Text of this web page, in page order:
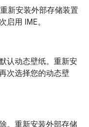
新安装外部存储装置
启用 IME。
认动态壁纸。重新安
次选择您的动态壁
。重新安装外部存储